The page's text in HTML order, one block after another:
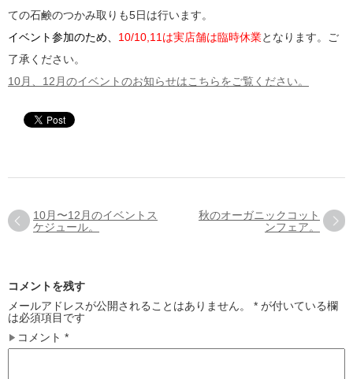
ての石鹸のつかみ取りも5日は行います。
イベント参加のため、 10/10,11は実店舗は臨時休業となります。ご
了承ください。
10月、12月のイベントのお知らせはこちらをご覧ください。
10月〜12月のイベントス
ケジュール。
秋のオーガニックコット
ンフェア。
コメントを残す
メールアドレスが公開されることはありません。
* が付いている欄
は必須項目です
コメント *